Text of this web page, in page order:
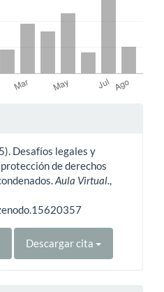
Desafíos legales y
de derechos
Aula Virtual.,
Descargar cita